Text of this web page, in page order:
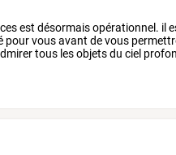
est désormaisopérationnel. il
pourvousavant devous
tous lesobjetsdu ciel